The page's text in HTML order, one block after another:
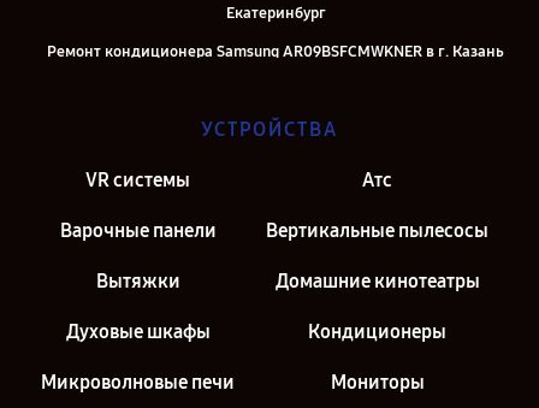
Екатеринбург
Ремонт кондиционера Samsung AR09BSFCMWKNER в г. Казань
Ремонт кондиционера Samsung AR09BSFCMWKNER в г. Санкт-
УСТРОЙСТВА
VR системы Атс
Варочные панели Вертикальные пылесосы
Вытяжки Домашние кинотеатры
Духовые шкафы Кондиционеры
Микроволновые печи Мониторы